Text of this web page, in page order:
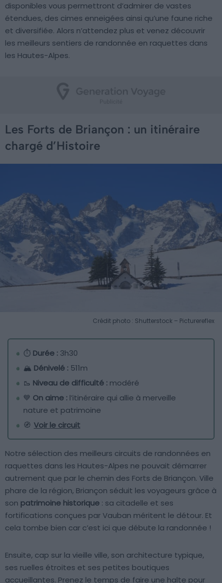
disponibles vous permettront d’admirer de vastes
étendues, des cimes enneigées ainsi qu’une faune riche
et diversifiée. Alors n’attendez plus et venez découvrir
les meilleurs sentiers de randonnée en raquettes dans
les Hautes-Alpes.
Les Forts de Briançon : un itinéraire
chargé d’Histoire
Crédit photo : Shutterstock – Picturereflex
⏱ Durée : 3h30
🏔 Dénivelé : 511m
🥾 Niveau de difficulté : modéré
💙 On aime : l’itinéraire qui allie à merveille
nature et patrimoine
🧭 Voir le circuit
Notre sélection des meilleurs circuits de randonnées en
raquettes dans les Hautes-Alpes ne pouvait démarrer
autrement que par le chemin des Forts de Briançon. Ville
phare de la région, Briançon séduit les voyageurs grâce à
son patrimoine historique : sa citadelle et ses
fortifications conçues par Vauban méritent le détour. Et
cela tombe bien car c’est ici que débute la randonnée !
Ensuite, cap sur la vieille ville, son architecture typique,
ses ruelles étroites et ses petites boutiques
accueillantes. Prenez le temps de faire une halte pour